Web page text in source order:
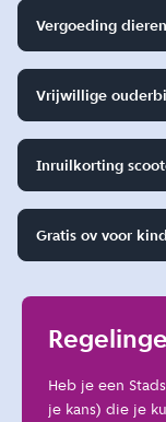
Vergoeding
Vrijwillige
Inruilkorting
Gratis ov voor
Heb je een
je kans) die je